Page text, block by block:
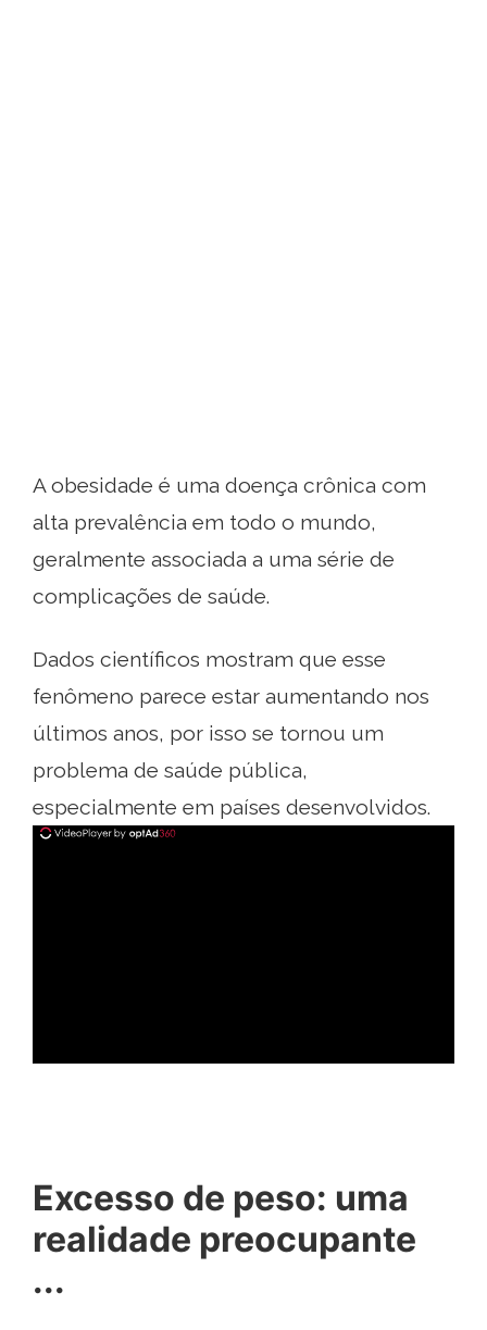
A obesidade é uma doença crônica com
alta prevalência em todo o mundo,
geralmente associada a uma série de
complicações de saúde.
Dados científicos mostram que esse
fenômeno parece estar aumentando nos
últimos anos, por isso se tornou um
problema de saúde pública,
especialmente em países desenvolvidos.
Excesso de peso: uma
realidade preocupante
...